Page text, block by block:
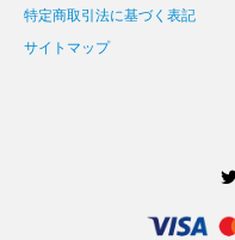
特定商取引法に基づく表記
サイトマップ